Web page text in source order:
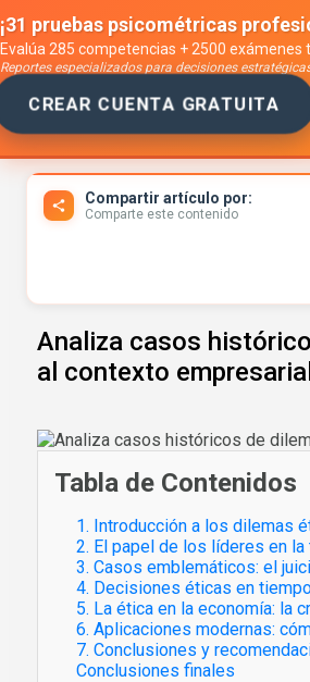
¡31 pruebas psicométricas
Evalúa 285 competencias + 2500 exámenes
Reportes especializados para decisiones
CREAR CUENTA GRATUITA
Toggle navigation
Compartir artículo por:
Comparte este contenido
Analiza casos
al contexto
Tabla de Contenidos
1. Introducción a los dilemas
2. El papel de los líderes en
3. Casos emblemáticos: el
4. Decisiones éticas en
5. La ética en la economía: la
6. Aplicaciones modernas:
7. Conclusiones y
Conclusiones finales